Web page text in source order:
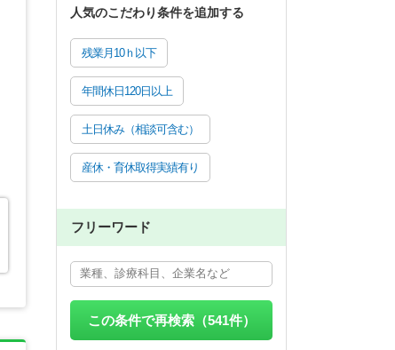
人気のこだわり条件を追加する
残業月10ｈ以下
年間休日120日以上
土日休み（相談可含む）
産休・育休取得実績有り
フリーワード
この条件で再検索（541件）